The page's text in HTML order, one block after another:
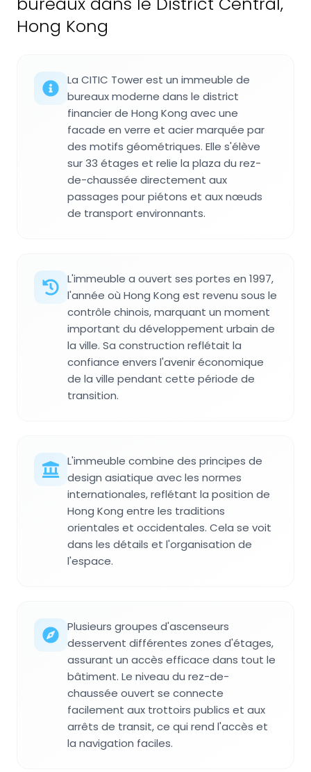
Hong Kong
La CITIC Tower est un immeuble de
bureaux moderne dans le district
financier de Hong Kong avec une
facade en verre et acier marquée par
des motifs géométriques. Elle s'élève
sur 33 étages et relie la plaza du rez-
de-chaussée directement aux
passages pour piétons et aux nœuds
de transport environnants.
L'immeuble a ouvert ses portes en 1997,
l'année où Hong Kong est revenu sous le
contrôle chinois, marquant un moment
important du développement urbain de
la ville. Sa construction reflétait la
confiance envers l'avenir économique
de la ville pendant cette période de
transition.
L'immeuble combine des principes de
design asiatique avec les normes
internationales, reflétant la position de
Hong Kong entre les traditions
orientales et occidentales. Cela se voit
dans les détails et l'organisation de
l'espace.
Plusieurs groupes d'ascenseurs
desservent différentes zones d'étages,
assurant un accès efficace dans tout le
bâtiment. Le niveau du rez-de-
chaussée ouvert se connecte
facilement aux trottoirs publics et aux
arrêts de transit, ce qui rend l'accès et
la navigation faciles.